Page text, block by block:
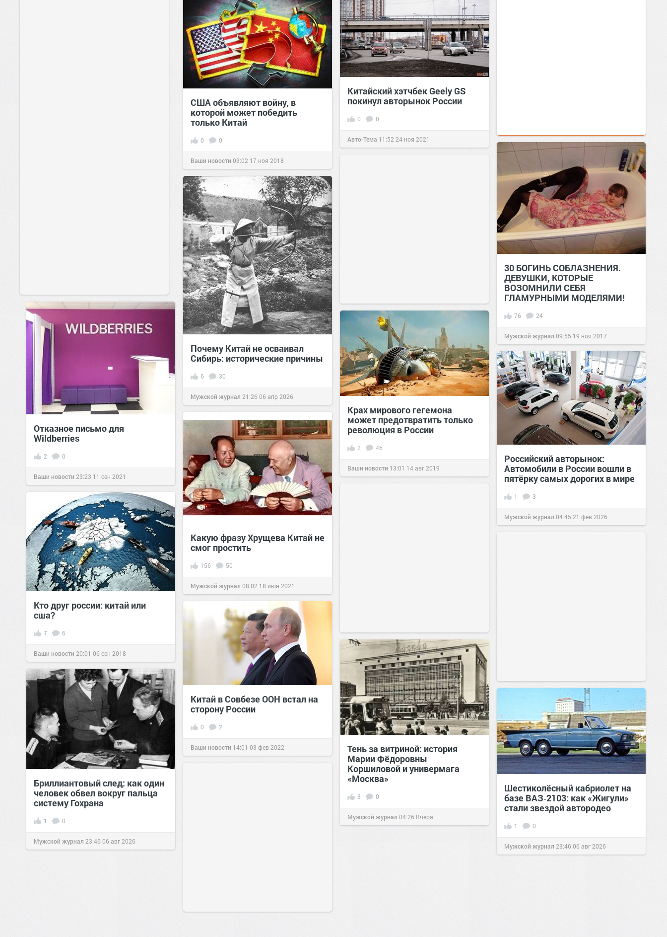
США объявляют войну, в
которой может победить
только Китай
0 0
Ваши новости 03:02 17 ноя 2018
Китайский хэтчбек Geely GS
покинул авторынок России
0 0
Авто-Тема 11:52 24 ноя 2021
30 БОГИНЬ СОБЛАЗНЕНИЯ.
ДЕВУШКИ, КОТОРЫЕ
ВОЗОМНИЛИ СЕБЯ
ГЛАМУРНЫМИ МОДЕЛЯМИ!
76 24
Мужской журнал 09:55 19 ноя 2017
Почему Китай не осваивал
Сибирь: исторические причины
6 30
Мужской журнал 21:2606 апр 2026
Отказное письмо для
Wildberries
2 0
Ваши новости 23:23 11 сен 2021
Крах мирового гегемона
может предотвратить только
революция в России
2 46
Ваши новости 13:01 14 авг 2019
Российский авторынок:
Автомобили в России вошли в
пятёрку самых дорогих в мире
1 3
Мужской журнал 04:45 21 фев 2026
Какую фразу Хрущева Китай не
смог простить
156 50
Мужской журнал 08:02 18 июн 2021
Кто друг россии: китай или
сша?
7 6
Ваши новости 20:01 06 сен 2018
Китай в Совбезе ООН встал на
сторону России
0 2
Ваши новости 14:01 03 фев 2022
Тень за витриной: история
Марии Фёдоровны
Коршиловой и универмага
«Москва»
3 0
Мужской журнал 04:26 Вчера
Бриллиантовый след: как один
человек обвел вокруг пальца
систему Гохрана
1 0
Мужской журнал 23:4606 авг 2026
Шестиколёсный кабриолет на
базе ВАЗ‑2103: как «Жигули»
стали звездой автородео
1 0
Мужской журнал 23:4606 авг 2026